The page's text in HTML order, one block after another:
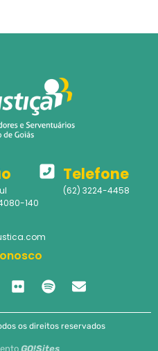
140
Telefone
(62) 3224-4458
os direitos reservados
GO!Sites